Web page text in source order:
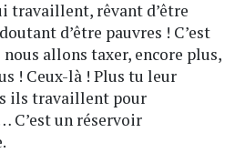
travaillent, rêvant d’être
d’être pauvres ! C’est
nous allons taxer, encore plus,
! Ceux-là ! Plus tu leur
ils travaillent pour
C’est un réservoir